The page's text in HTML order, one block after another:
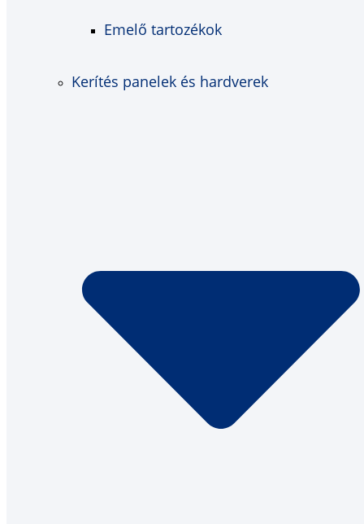
Emelő tartozékok
Kerítés panelek és hardverek